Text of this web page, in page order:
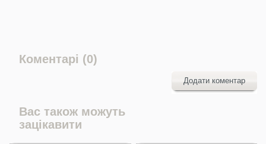
Коментарі (0)
Додати коментар
Вас також можуть
зацікавити